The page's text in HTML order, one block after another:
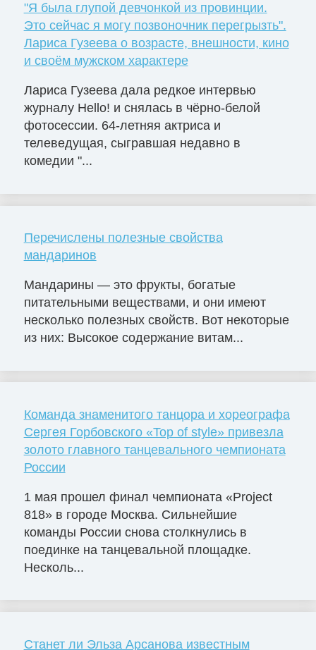
"Я была глупой девчонкой из провинции.
Это сейчас я могу позвоночник перегрызть".
Лариса Гузеева о возрасте, внешности, кино
и своём мужском характере
Лариса Гузеева дала редкое интервью
журналу Hello! и снялась в чёрно-белой
фотосессии. 64-летняя актриса и
телеведущая, сыгравшая недавно в
комедии "...
Перечислены полезные свойства
мандаринов
Мандарины — это фрукты, богатые
питательными веществами, и они имеют
несколько полезных свойств. Вот некоторые
из них: Высокое содержание витам...
Команда знаменитого танцора и хореографа
Сергея Горбовского «Top of style» привезла
золото главного танцевального чемпионата
России
1 мая прошел финал чемпионата «Project
818» в городе Москва. Сильнейшие
команды России снова столкнулись в
поединке на танцевальной площадке.
Несколь...
Станет ли Эльза Арсанова известным